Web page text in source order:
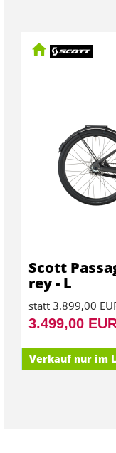
Scott
rey - L
statt 3.899,00
3.499,00
Verkauf nur im